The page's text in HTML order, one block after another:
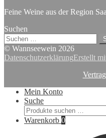
Feine Weine aus der Region
Suchen
Suchen
nach:
© Wannseewein 2026
DatenschutzerklärungErstellt
Mein Konto
Suche
Suchen
nach:
Warenkorb 0